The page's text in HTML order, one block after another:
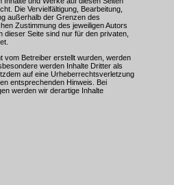
Die Vervielfältigung, Bearbeitung,
außerhalb der Grenzen des
Zustimmung des jeweiligen Autors
dieser Seite sind nur für den privaten,
vom Betreiber erstellt wurden, werden
werden Inhalte Dritter als
auf eine Urheberrechtsverletzung
entsprechenden Hinweis. Bei
werden wir derartige Inhalte